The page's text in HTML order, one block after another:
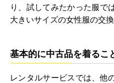
り、試してみたかった服で
大きいサイズの女性服の交
基本的に中古品を着るこ
レンタルサービスでは、他